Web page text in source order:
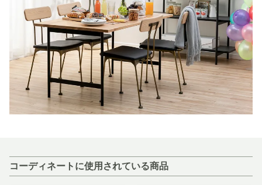
コーディネートに使用されている商品